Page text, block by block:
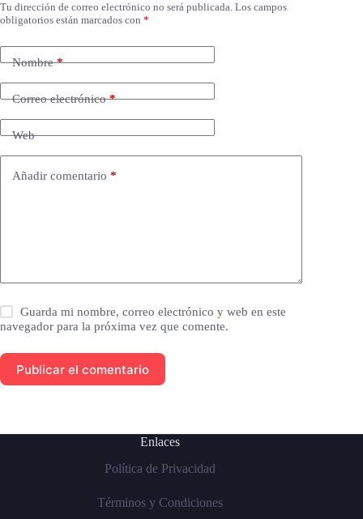
Tu dirección de correo electrónico no será publicada. Los campos
obligatorios están marcados con *
Nombre*
Correo electrónico*
Web
Añadir comentario *
Guarda mi nombre, correo electrónico y web en este
navegador para la próxima vez que comente.
Publicar el comentario
Enlaces
Política de Privacidad
Términos y Condiciones